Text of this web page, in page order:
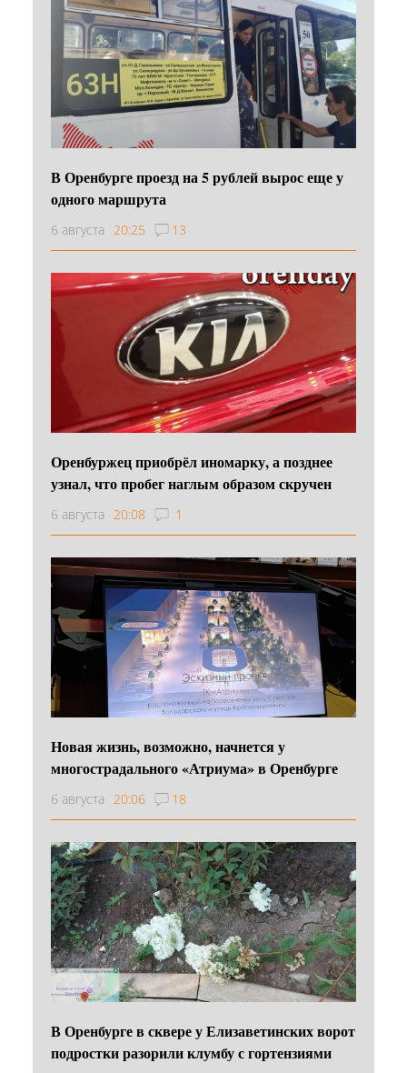
В Оренбурге проезд на 5 рублей вырос еще у
одного маршрута
6 августа 20:25 13
Оренбуржец приобрёл иномарку, а позднее
узнал, что пробег наглым образом скручен
6 августа 20:08 1
Новая жизнь, возможно, начнется у
многострадального «Атриума» в Оренбурге
6 августа 20:06 18
В Оренбурге в сквере у Елизаветинских ворот
подростки разорили клумбу с гортензиями